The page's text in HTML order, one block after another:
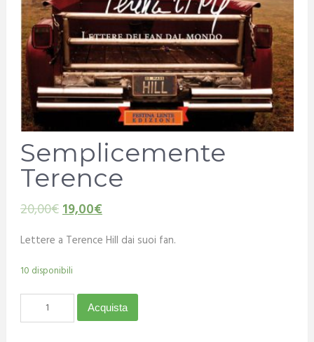
Semplicemente
Terence
20,00€19,00€
Lettere a Terence Hill dai suoi fan.
10 disponibili
Acquista